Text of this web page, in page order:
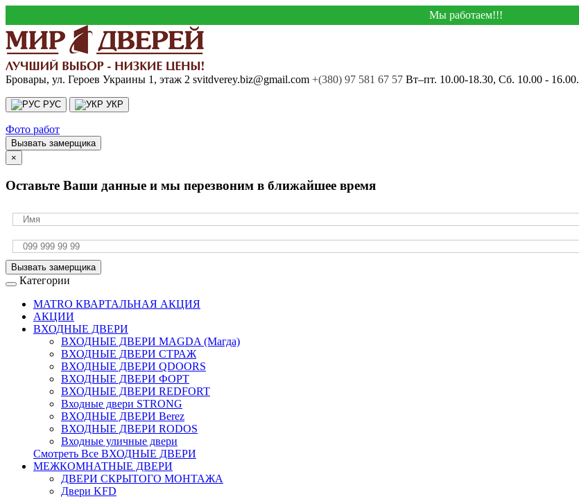
Мы работаем!!!
Бровары, ул. Героев Украины 1, этаж 2 svitdverey.biz@gmail.com +(380) 97 581 67 57 Вт–пт. 10.00-18.30, Сб. 10.00 - 16.00.
РУС УКР
Фото работ
Вызвать замерщика
×
Оставьте Ваши данные и мы перезвоним в ближайшее время
Вызвать замерщика
Категории
MATRO КВАРТАЛЬНАЯ АКЦИЯ
АКЦИИ
ВХОДНЫЕ ДВЕРИ
ВХОДНЫЕ ДВЕРИ МAGDA (Магда)
ВХОДНЫЕ ДВЕРИ СТРАЖ
ВХОДНЫЕ ДВЕРИ QDOORS
ВХОДНЫЕ ДВЕРИ ФОРТ
ВХОДНЫЕ ДВЕРИ REDFORT
Входные двери STRONG
ВХОДНЫЕ ДВЕРИ Berez
ВХОДНЫЕ ДВЕРИ RODOS
Входные уличные двери
Смотреть Все ВХОДНЫЕ ДВЕРИ
МЕЖКОМНАТНЫЕ ДВЕРИ
ДВЕРИ СКРЫТОГО МОНТАЖА
Двери KFD